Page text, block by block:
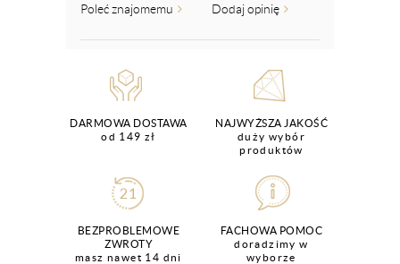
Poleć znajomemu Dodaj opinię
DARMOWA DOSTAWA
od 149 zł
NAJWYŻSZA JAKOŚĆ
duży wybór
produktów
BEZPROBLEMOWE
ZWROTY
masz nawet 14 dni
FACHOWA POMOC
doradzimy w
wyborze